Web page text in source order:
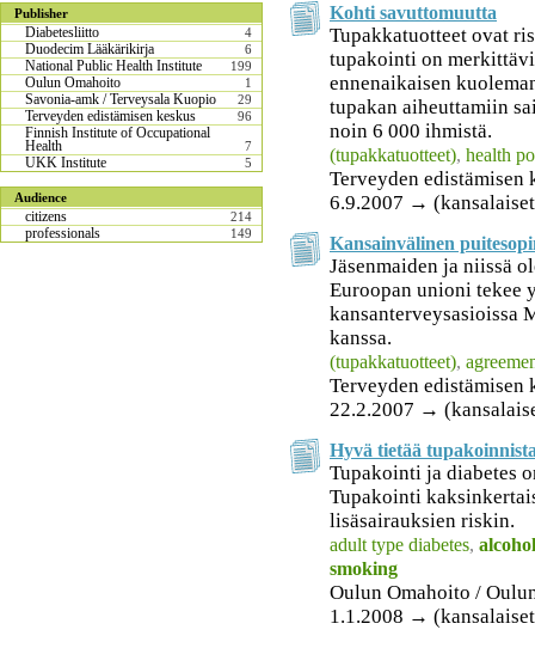
Publisher
Diabetesliitto 4
Duodecim Lääkärikirja 6
National Public Health Institute 199
Oulun Omahoito 1
Savonia-amk / Terveysala Kuopio 29
Terveyden edistämisen keskus 96
Finnish Institute of Occupational
Health 7
UKK Institute 5
Audience
citizens 214
professionals 149
Kohti savuttomuutta
Tupakkatuotteet ovat
tupakointi on
ennenaikaisen
tupakan aiheuttamiin
noin 6 000 ihmistä.
(tupakkatuotteet), health
Terveyden edistämisen
6.9.2007 →
Kansainvälinen
Jäsenmaiden ja niissä
Euroopan unioni tekee
kansanterveysasioissa
kanssa.
(tupakkatuotteet),
Terveyden edistämisen
22.2.2007 →
Hyvä tietää
Tupakointi ja diabetes
Tupakointi
lisäsairauksien riskin.
adult type diabetes,
smoking
Oulun Omahoito /
1.1.2008 →